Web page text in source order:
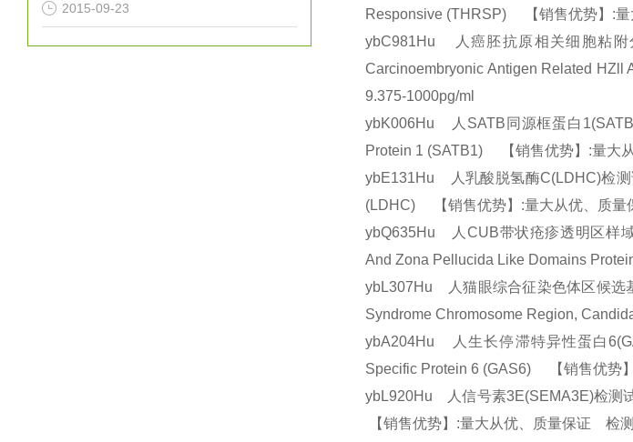
2015-09-23
Responsive (THRSP) 【销售优势】:
ybC981Hu 人癌胚抗原相关细胞粘
Carcinoembryonic Antigen Related
9.375-1000pg/ml
ybK006Hu 人SATB同源框蛋白
Protein 1 (SATB1) 【销售优势】:量大
ybE131Hu 人乳酸脱氢酶C(LDHC)检
(LDHC) 【销售优势】:量大从优、质
ybQ635Hu 人CUB带状疮疹透明区样
And Zona Pellucida Like Domains
ybL307Hu 人猫眼综合征染色体区候选
Syndrome Chromosome Region,
ybA204Hu 人生长停滞特异性蛋白
Specific Protein 6 (GAS6) 【销售优势
ybL920Hu 人信号素3E(SEMA3E)检测
【销售优势】:量大从优、质量保证 检